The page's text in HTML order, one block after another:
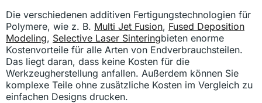
Die verschiedenen additiven Fertigungstechnologien für
Polymere, wie z. B. Multi Jet Fusion, Fused Deposition
Modeling, Selective Laser Sinteringbieten enorme
Kostenvorteile für alle Arten von Endverbrauchsteilen.
Das liegt daran, dass keine Kosten für die
Werkzeugherstellung anfallen. Außerdem können Sie
komplexe Teile ohne zusätzliche Kosten im Vergleich zu
einfachen Designs drucken.